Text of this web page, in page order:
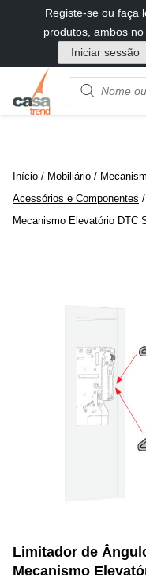
diretamente
conteúdo
Registe-se ou faça
produtos, ambos
Iniciar sessão
Product
name
Início / Mobiliário /
Acessórios e Componentes
Mecanismo Elevatório DTC
Limitador de
Mecanismo